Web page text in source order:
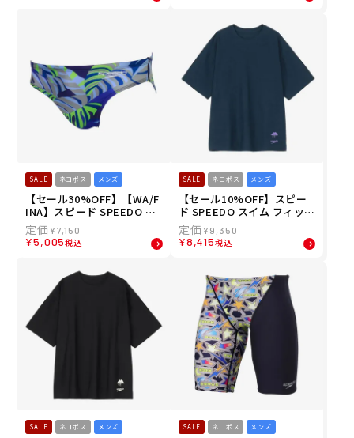
SALE ネコポス メンズ
【セール30%OFF】【WA/F
INA】スピード SPEEDO ス
イム 競泳 水着 フレックス
シグマ カイ ショート ブーン
FLEX Σχ Short Boom SC42
¥7,150
¥5,005税込
SALE ネコポス メンズ
【セール10%OFF】スピー
ド SPEEDO スイム フィット
ネス 水着 モルガ ラッシュ
ティー MULGA Rush Tee S
A32551MU-TN メンズ 男性
¥9,350
¥8,415税込
SALE ネコポス メンズ SALE ネコポス メンズ